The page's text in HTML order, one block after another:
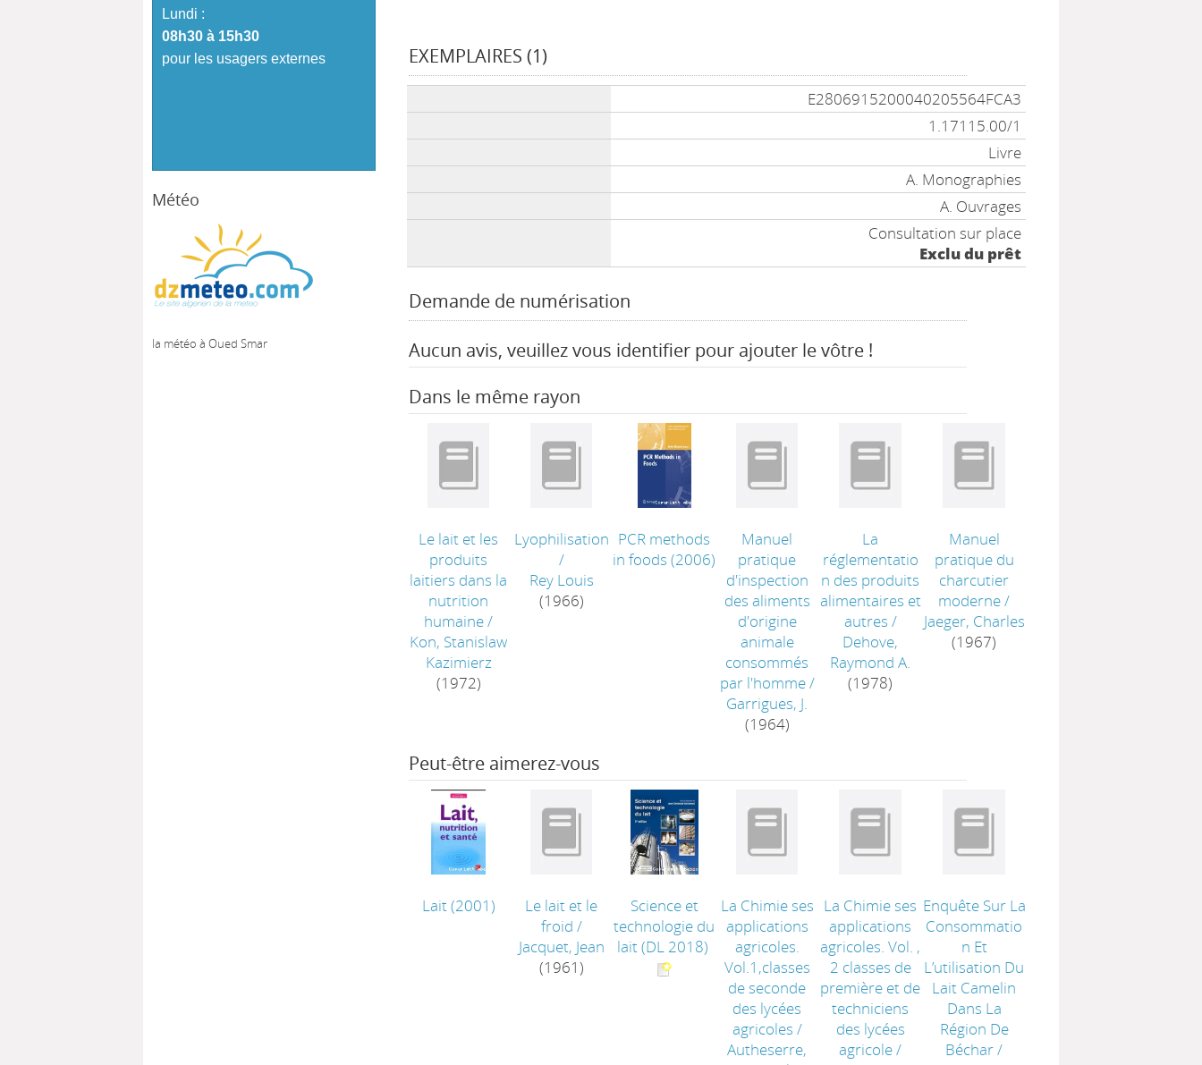
EXEMPLAIRES (1)
E2806915200040205564FCA3
1.17115.00/1
Livre
A. Monographies
A. Ouvrages
Consultation sur place
Exclu du prêt
Demande de numérisation
Aucun avis, veuillez vous identifier pour ajouter le vôtre !
Dans le même rayon
Le lait et les
produits
laitiers dans la
nutrition
humaine/
Kon, Stanislaw
Kazimierz
(1972)
Lyophilisation
/
Rey Louis
(1966)
PCR methods
in foods (2006)
Manuel
pratique
d'inspection
des aliments
d'origine
animale
consommés
par l'homme/
Garrigues, J.
(1964)
La
réglementatio
n des produits
alimentaires et
autres /
Dehove,
Raymond A.
(1978)
Manuel
pratique du
charcutier
moderne/
Jaeger, Charles
(1967)
Peut-être aimerez-vous
Lait(2001)
Le lait et le
froid /
Jacquet, Jean
(1961)
Science et
technologie du
lait(DL 2018)
La Chimie ses
applications
agricoles.
Vol.1,classes
de seconde
des lycées
agricoles /
Autheserre,
La Chimie ses
applications
agricoles. Vol. ,
2 classes de
première et de
techniciens
des lycées
agricole/
Enquête Sur La
Consommatio
n Et
L’utilisation Du
Lait Camelin
Dans La
Région De
Béchar/
Lundi :
08h30 à 15h30
pour les usagers externes
Météo
la météo à Oued Smar